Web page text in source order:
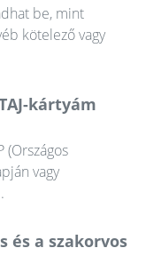
be, mint
kötelező vagy
kártyám
(Országos
vagy
és a szakorvos